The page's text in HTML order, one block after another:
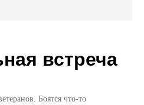
встреча